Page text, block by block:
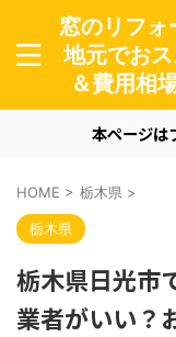
窓のリフォ
地元でお
＆費用相
本ページは
HOME > 栃木県 >
栃木県
栃木県日光市
業者がいい？